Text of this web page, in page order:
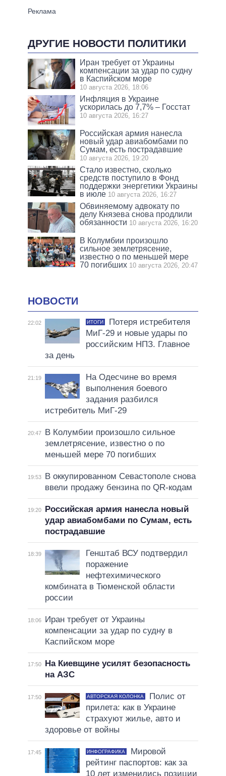
ДРУГИЕ НОВОСТИ ПОЛИТИКИ
Иран требует от Украины
компенсации за удар по судну
в Каспийском море
10 августа 2026, 18:06
Инфляция в Украине
ускорилась до 7,7% – Госстат
10 августа 2026, 16:27
Российская армия нанесла
новый удар авиабомбами по
Сумам, есть пострадавшие
10 августа 2026, 19:20
Стало известно, сколько
средств поступило в Фонд
поддержки энергетики Украины
в июле 10 августа 2026, 16:27
Обвиняемому адвокату по
делу Князева снова продлили
обязанности 10 августа 2026, 16:20
В Колумбии произошло
сильное землетрясение,
известно о по меньшей мере
70 погибших 10 августа 2026, 20:47
НОВОСТИ
22:02 ИТОГИ
Потеря истребителя
МиГ-29 и новые удары по
российским НПЗ. Главное
за день
21:19
На Одесчине во время
выполнения боевого
задания разбился
истребитель МиГ-29
20:47
В Колумбии произошло сильное
землетрясение, известно о по
меньшей мере 70 погибших
19:53
В оккупированном Севастополе снова
ввели продажу бензина по QR-кодам
19:20
Российская армия нанесла новый
удар авиабомбами по Сумам, есть
пострадавшие
18:39
Генштаб ВСУ подтвердил
поражение
нефтехимического
комбината в Тюменской области
россии
18:06
Иран требует от Украины
компенсации за удар по судну в
Каспийском море
17:50
На Киевщине усилят безопасность
на АЗС
17:50 АВТОРСКАЯ КОЛОНКА
Полис от
прилета: как в Украине
страхуют жилье, авто и
здоровье от войны
17:45 ИНФОГРАФИКА
Мировой
рейтинг паспортов: как за
10 лет изменились позиции